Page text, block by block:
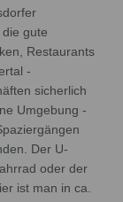
gute
Restaurants
-
sicherlich
Umgebung -
Der U-
oder der
ist man in ca.